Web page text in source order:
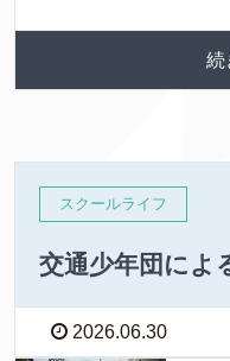
続
スクールライフ
交通少年団によ
2026.06.30